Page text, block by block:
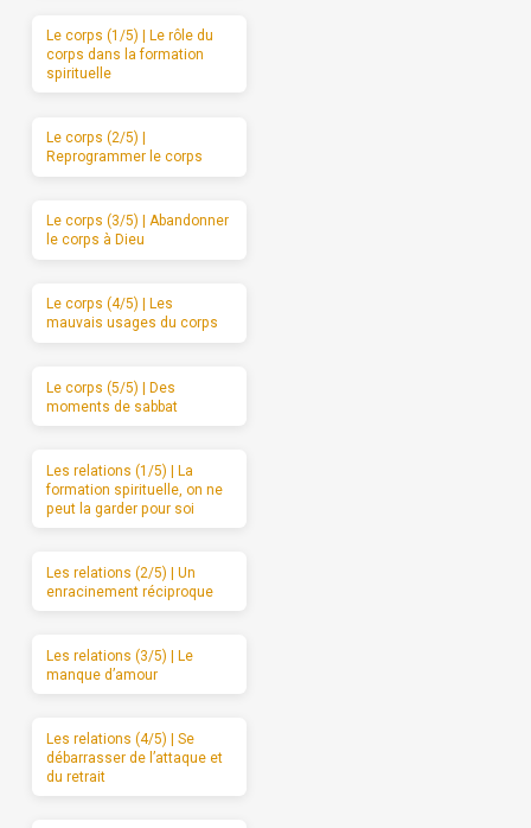
Le corps (1/5) | Le rôle du
corps dans la formation
spirituelle
Le corps (2/5) |
Reprogrammer le corps
Le corps (3/5) | Abandonner
le corps à Dieu
Le corps (4/5) | Les
mauvais usages du corps
Le corps (5/5) | Des
moments de sabbat
Les relations (1/5) | La
formation spirituelle, on ne
peut la garder pour soi
Les relations (2/5) | Un
enracinement réciproque
Les relations (3/5) | Le
manque d’amour
Les relations (4/5) | Se
débarrasser de l’attaque et
du retrait